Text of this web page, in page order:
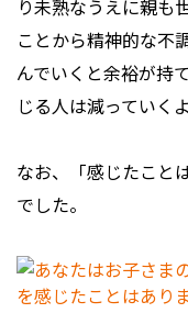
り未熟なうえに親も
ことから精神的な不
んでいくと余裕が持
じる人は減っていく
なお、「感じたこと
でした。